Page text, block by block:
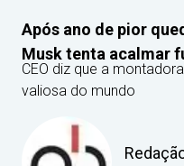
Após ano de pior
Musk tenta acalmar
CEO diz que a
valiosa do mundo